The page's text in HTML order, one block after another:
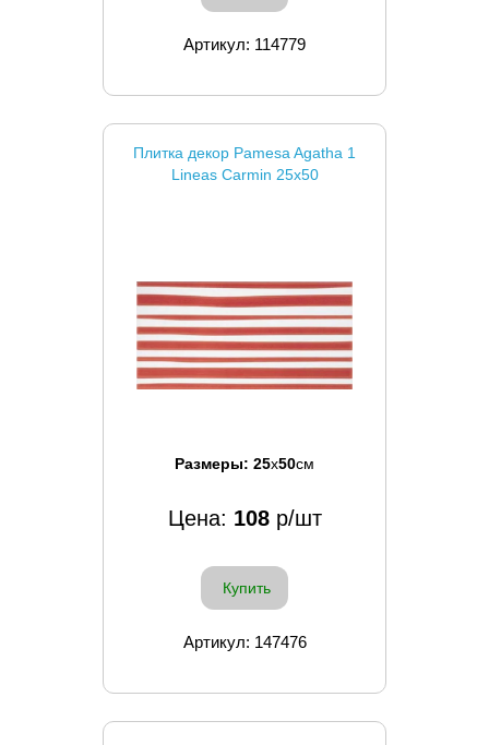
Артикул: 114779
Плитка декор Pamesa Agatha 1
Lineas Carmin 25x50
Размеры: 25x50см
Цена: 108р/шт
Купить
Артикул: 147476